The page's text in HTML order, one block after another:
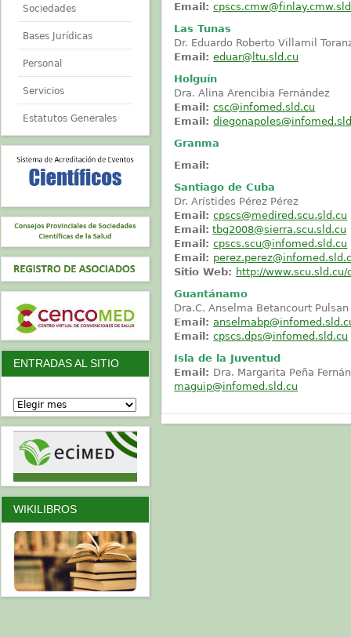
Email:
Las Tunas
Dr. Eduardo Roberto Villamil
Email:eduar@ltu.sld.cu
Holguín
Dra. Alina Arencibia Fernández
Email:csc@infomed.sld.cu
Email:
Granma
Email:
Santiago de Cuba
Dr. Arístides Pérez Pérez
Email:cpscs@medired.scu.sld.cu
Email: tbg2008@sierra.scu.sld.cu
Email:cpscs.scu@infomed.sld.cu
Email:
Sitio Web: http://www.scu.sld.cu/
Guantánamo
Dra.C. Anselma Betancourt Pulsan
Email:
Email:cpscs.dps@infomed.sld.cu
Isla de la Juventud
Email: Dra. Margarita Peña
maguip@infomed.sld.cu
Sociedades
Bases Jurídicas
Personal
Servicios
Estatutos Generales
ENTRADAS AL SITIO
WIKILIBROS